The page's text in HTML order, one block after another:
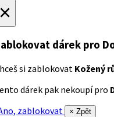
dárek pro
si zablokovat Kožený
dárek pak nekoupí pro
zablokovat
× Zpět